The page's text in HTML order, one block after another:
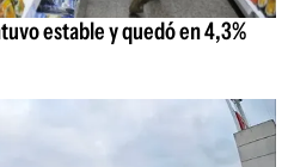
estable y quedó en 4,3%